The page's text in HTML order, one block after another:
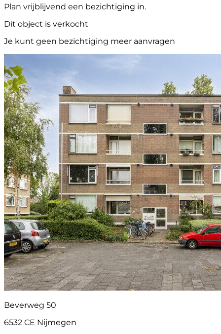
Plan vrijblijvend een bezichtiging in.
Dit object is verkocht
Je kunt geen bezichtiging meer aanvragen
Beverweg 50
6532 CE Nijmegen